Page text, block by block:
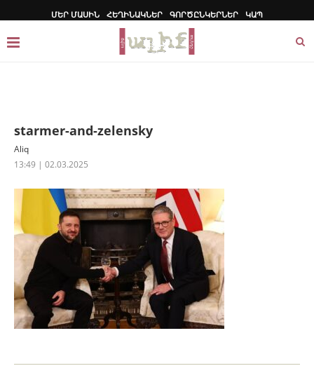
ՄԵՐ ՄԱՍԻՆ ՀԵՂԻՆԱԿՆԵՐ ԳՈՐԾԸՆԿԵՐՆԵՐ ԿԱՊ
starmer-and-zelensky
Aliq
13:49 | 02.03.2025